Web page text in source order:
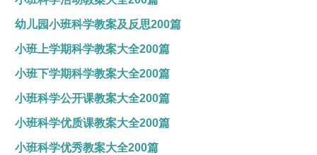
幼儿园小班科学教案及反思200篇
小班上学期科学教案大全200篇
小班下学期科学教案大全200篇
小班科学公开课教案大全200篇
小班科学优质课教案大全200篇
小班科学优秀教案大全200篇